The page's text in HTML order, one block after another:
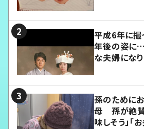
平成6年に
年後の姿に…
な夫婦になり
孫のために
母 孫が絶賛
味しそう」「